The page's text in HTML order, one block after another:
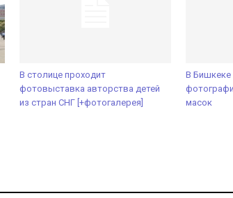
В столице проходит
фотовыставка авторства детей
из стран СНГ [+фотогалерея]
В Бишкеке
масок